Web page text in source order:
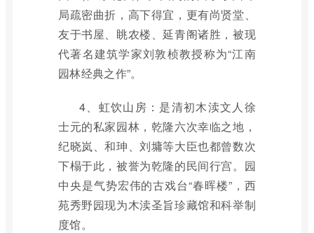
局疏密曲折，高下得宜，更有尚贤堂、
友于书屋、眺农楼、延青阁诸胜，被现
代著名建筑学家刘敦桢教授称为“江南
园林经典之作”。
4、虹饮山房：是清初木渎文人徐
士元的私家园林，乾隆六次幸临之地，
纪晓岚、和珅、刘墉等大臣也都曾数次
下榻于此，被誉为乾隆的民间行宫。园
中央是气势宏伟的古戏台“春晖楼”，西
苑秀野园现为木渎圣旨珍藏馆和科举制
度馆。